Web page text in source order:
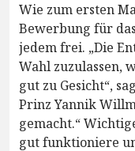
Wie zum ersten
Bewerbung für
jedem frei. „Die
Wahl zuzulassen,
gut zu Gesicht“,
Prinz Yannik
gemacht.“
gut funktioniere